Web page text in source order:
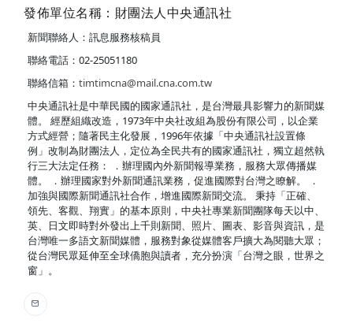
發佈單位名稱：財團法人中央通訊社
新聞聯絡人：訊息服務核稿員
聯絡電話：02-25051180
聯絡信箱： timtimcna@mail.cna.com.tw
中央通訊社是中華民國的國家通訊社，是台灣最具影響力的新聞媒
體。 經歷組織改造，1973年中央社改組為股份有限公司，以企業
方式經營；隨著民主化發展，1996年依據「中央通訊社設置條
例」改制為財團法人，定位為全民共有的國家通訊社，獨立超然執
行三大法定任務： ．辦理國內外新聞報導業務，服務大眾傳播媒
體。 ．辦理國家對外新聞通訊業務，促進國際對台灣之瞭解。 ．
加強與國際新聞通訊社合作，增進國際新聞交流。 秉持「正確、
領先、客觀、翔實」的基本原則，中央社專業新聞團隊每天以中、
英、日文即時對外發出上千則新聞、照片、圖表、影音與資訊，是
台灣唯一多語文新聞媒體，服務對象從媒體客戶擴大為閱聽大眾；
從台灣民眾延伸至全球僑胞與讀者，充分扮演「台灣之眼，世界之
窗」。